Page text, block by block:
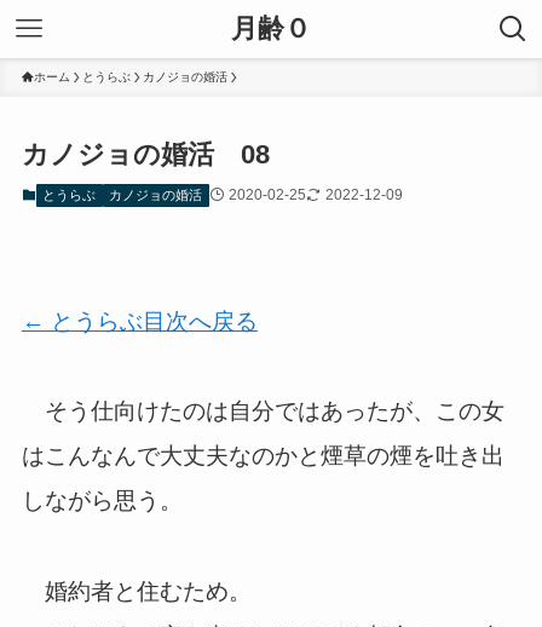
月齢０
ホーム とうらぶ カノジョの婚活
カノジョの婚活 08
とうらぶ カノジョの婚活 2020-02-25 2022-12-09
← とうらぶ目次へ戻る
そう仕向けたのは自分ではあったが、この女
はこんなんで大丈夫なのかと煙草の煙を吐き出
しながら思う。
婚約者と住むため。